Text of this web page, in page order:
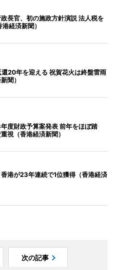
長官、初の施政方針演説 法人税を
経済新聞）
20年を迎える 祝賀花火は終盤雷雨
聞）
度財政予算案発表 前年をほぼ踏
視（香港経済新聞）
港が23年連続で1位獲得（香港経済
次の記事